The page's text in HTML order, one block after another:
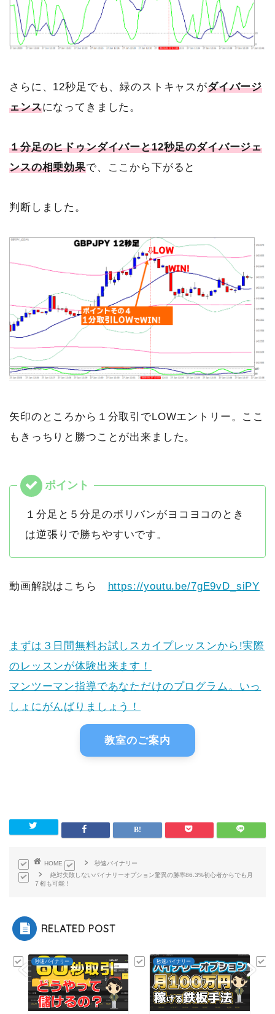
さらに、12秒足でも、緑のストキャスがダイバージ
ェンスになってきました。
１分足のヒドゥンダイバーと12秒足のダイバージェ
ンスの相乗効果で、ここから下がると
判断しました。
矢印のところから１分取引でLOWエントリー。ここ
もきっちりと勝つことが出来ました。
１分足と５分足のボリバンがヨコヨコのとき
は逆張りで勝ちやすいです。
動画解説はこちら https://youtu.be/7gE9vD_siPY
まずは３日間無料お試しスカイプレッスンから!実際
のレッスンが体験出来ます！
マンツーマン指導であなただけのプログラム。いっ
しょにがんばりましょう！
教室のご案内
HOME
秒速バイナリー
絶対失敗しないバイナリーオプション驚異の勝率86.3%初心者からでも月
７桁も可能！
RELATED POST
秒速バイナリー 秒速バイナリー